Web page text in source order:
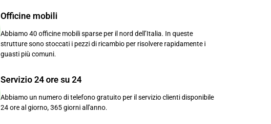
Officine mobili
Abbiamo 40 officine mobili sparse per il nord dell’Italia. In queste
strutture sono stoccati i pezzi di ricambio per risolvere rapidamente i
guasti più comuni.
Servizio 24 ore su 24
Abbiamo un numero di telefono gratuito per il servizio clienti disponibile
24 ore al giorno, 365 giorni all'anno.